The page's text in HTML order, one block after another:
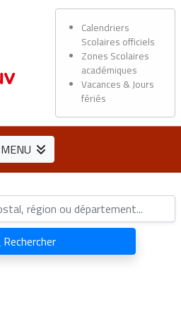
Calendriers
Scolaires officiels
Zones Scolaires
académiques
Vacances & Jours
fériés
MENU
Rechercher